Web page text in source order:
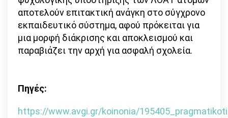
αποτελούν επιτακτική ανάγκη στο σύγχρονο
εκπαιδευτικό σύστημα, αφού πρόκειται για
μια μορφή διάκρισης και αποκλεισμού και
παραβιάζει την αρχή για ασφαλή σχολεία.
Πηγές:
https://www.avgi.gr/koinonia/